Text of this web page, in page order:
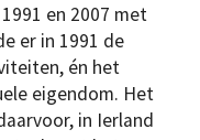
en 2007 met
er in 1991 de
én het
eigendom. Het
in Ierland